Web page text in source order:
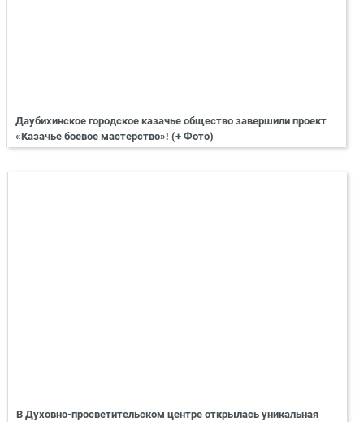
Даубихинское городское казачье общество завершили проект
«Казачье боевое мастерство»! (+ Фото)
В Духовно-просветительском центре открылась уникальная